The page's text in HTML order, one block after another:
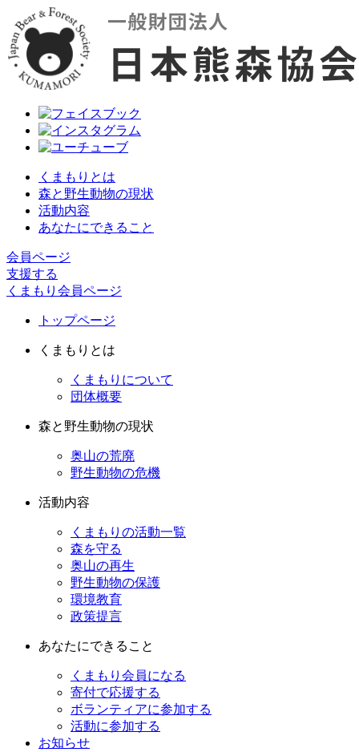
くまもりとは
森と野生動物の現状
活動内容
あなたにできること
会員ページ
支援する
くまもり会員ページ
トップページ
くまもりとは
くまもりについて
団体概要
森と野生動物の現状
奥山の荒廃
野生動物の危機
活動内容
くまもりの活動一覧
森を守る
奥山の再生
野生動物の保護
環境教育
政策提言
あなたにできること
くまもり会員になる
寄付で応援する
ボランティアに参加する
活動に参加する
お知らせ